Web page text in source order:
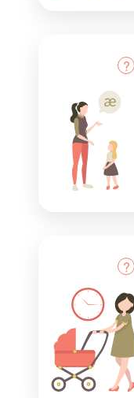
?
?